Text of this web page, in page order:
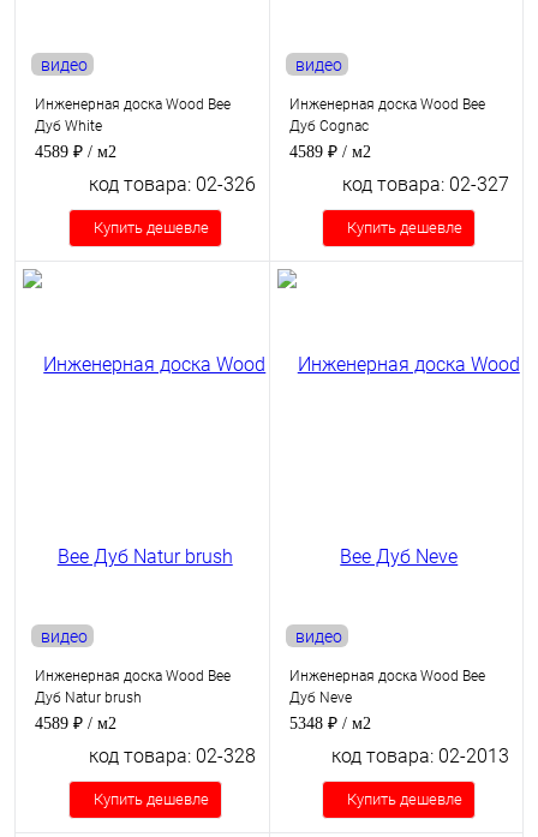
видео
Инженерная доска Wood Bee
Дуб White
4589 ₽ / м2
код товара: 02-326
Купить дешевле
видео
Инженерная доска Wood Bee
Дуб Cognac
4589 ₽ / м2
код товара: 02-327
Купить дешевле
видео
Инженерная доска Wood Bee
Дуб Natur brush
4589 ₽ / м2
код товара: 02-328
Купить дешевле
видео
Инженерная доска Wood Bee
Дуб Neve
5348 ₽ / м2
код товара: 02-2013
Купить дешевле